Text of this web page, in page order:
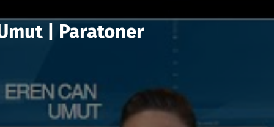
| Paratoner